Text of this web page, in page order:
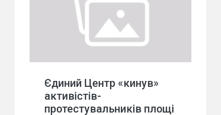
Єдиний Центр «кинув»
активістів-
протестувальників площі